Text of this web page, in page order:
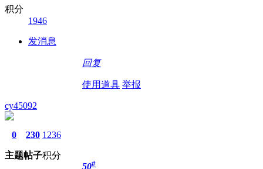
积分
1946
发消息
回复
使用道具 举报
cy45092
0
主题
230
帖子
1236
积分
50#